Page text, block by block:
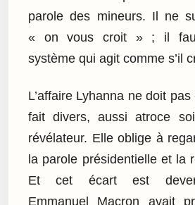
parole des mineurs. Il ne
« on vous croit » ; il
système qui agit comme s’il
L’affaire Lyhanna ne doit
fait divers, aussi atroce
révélateur. Elle oblige à
la parole présidentielle et la
Et cet écart est
Emmanuel Macron avait